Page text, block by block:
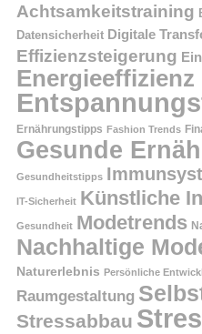
Achtsamkeitstraining
Datensicherheit Digitale
Effizienzsteigerung
Energieeffizienz
Ernährungstipps Fashion Trends
Gesunde
Gesundheitstipps
IT-Sicherheit Künstliche
Gesundheit Modetrends
Nachhaltige
Naturerlebnis Persönliche
Raumgestaltung
Stressabbau